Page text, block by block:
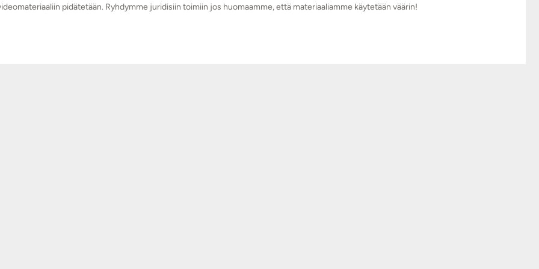
pidätetään. Ryhdymme juridisiin toimiin jos huomaamme, että materiaaliamme käytetään väärin!